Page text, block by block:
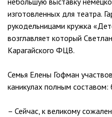
изготовленных для театра.
рукодельницами кружка
возглавляет который
Карагайского ФЦВ.
Семья Елены Гофман
каникулах полным
– Сейчас, к великому